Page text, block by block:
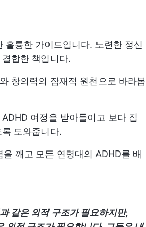
륭한 가이드입니다. 노련한 정신
합한 책입니다.
창의력의 잠재적 원천으로 바라봅
여정을 받아들이고 보다 집
도와줍니다.
깨고 모든 연령대의 ADHD를 배
같은 외적 구조가 필요하지만,